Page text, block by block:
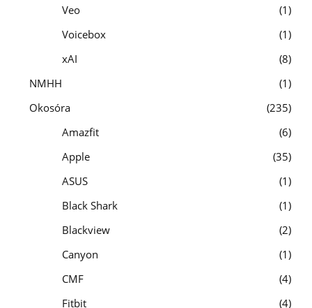
Veo
1
Voicebox
1
xAI
8
NMHH
1
Okosóra
235
Amazfit
6
Apple
35
ASUS
1
Black Shark
1
Blackview
2
Canyon
1
CMF
4
Fitbit
4